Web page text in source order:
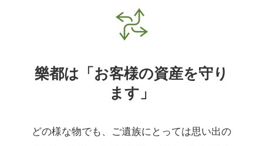
樂都は「お客様の資産を守り
ます」
どの様な物でも、ご遺族にとっては思い出の